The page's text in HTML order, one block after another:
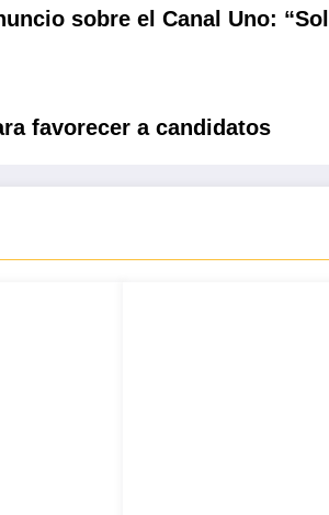
sobre el Canal Uno:
favorecer a candidatos